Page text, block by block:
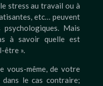
stress au travail ou à
etc… peuvent
Mais
à savoir quelle est
être ».
vous-même, de votre
le cas contraire;